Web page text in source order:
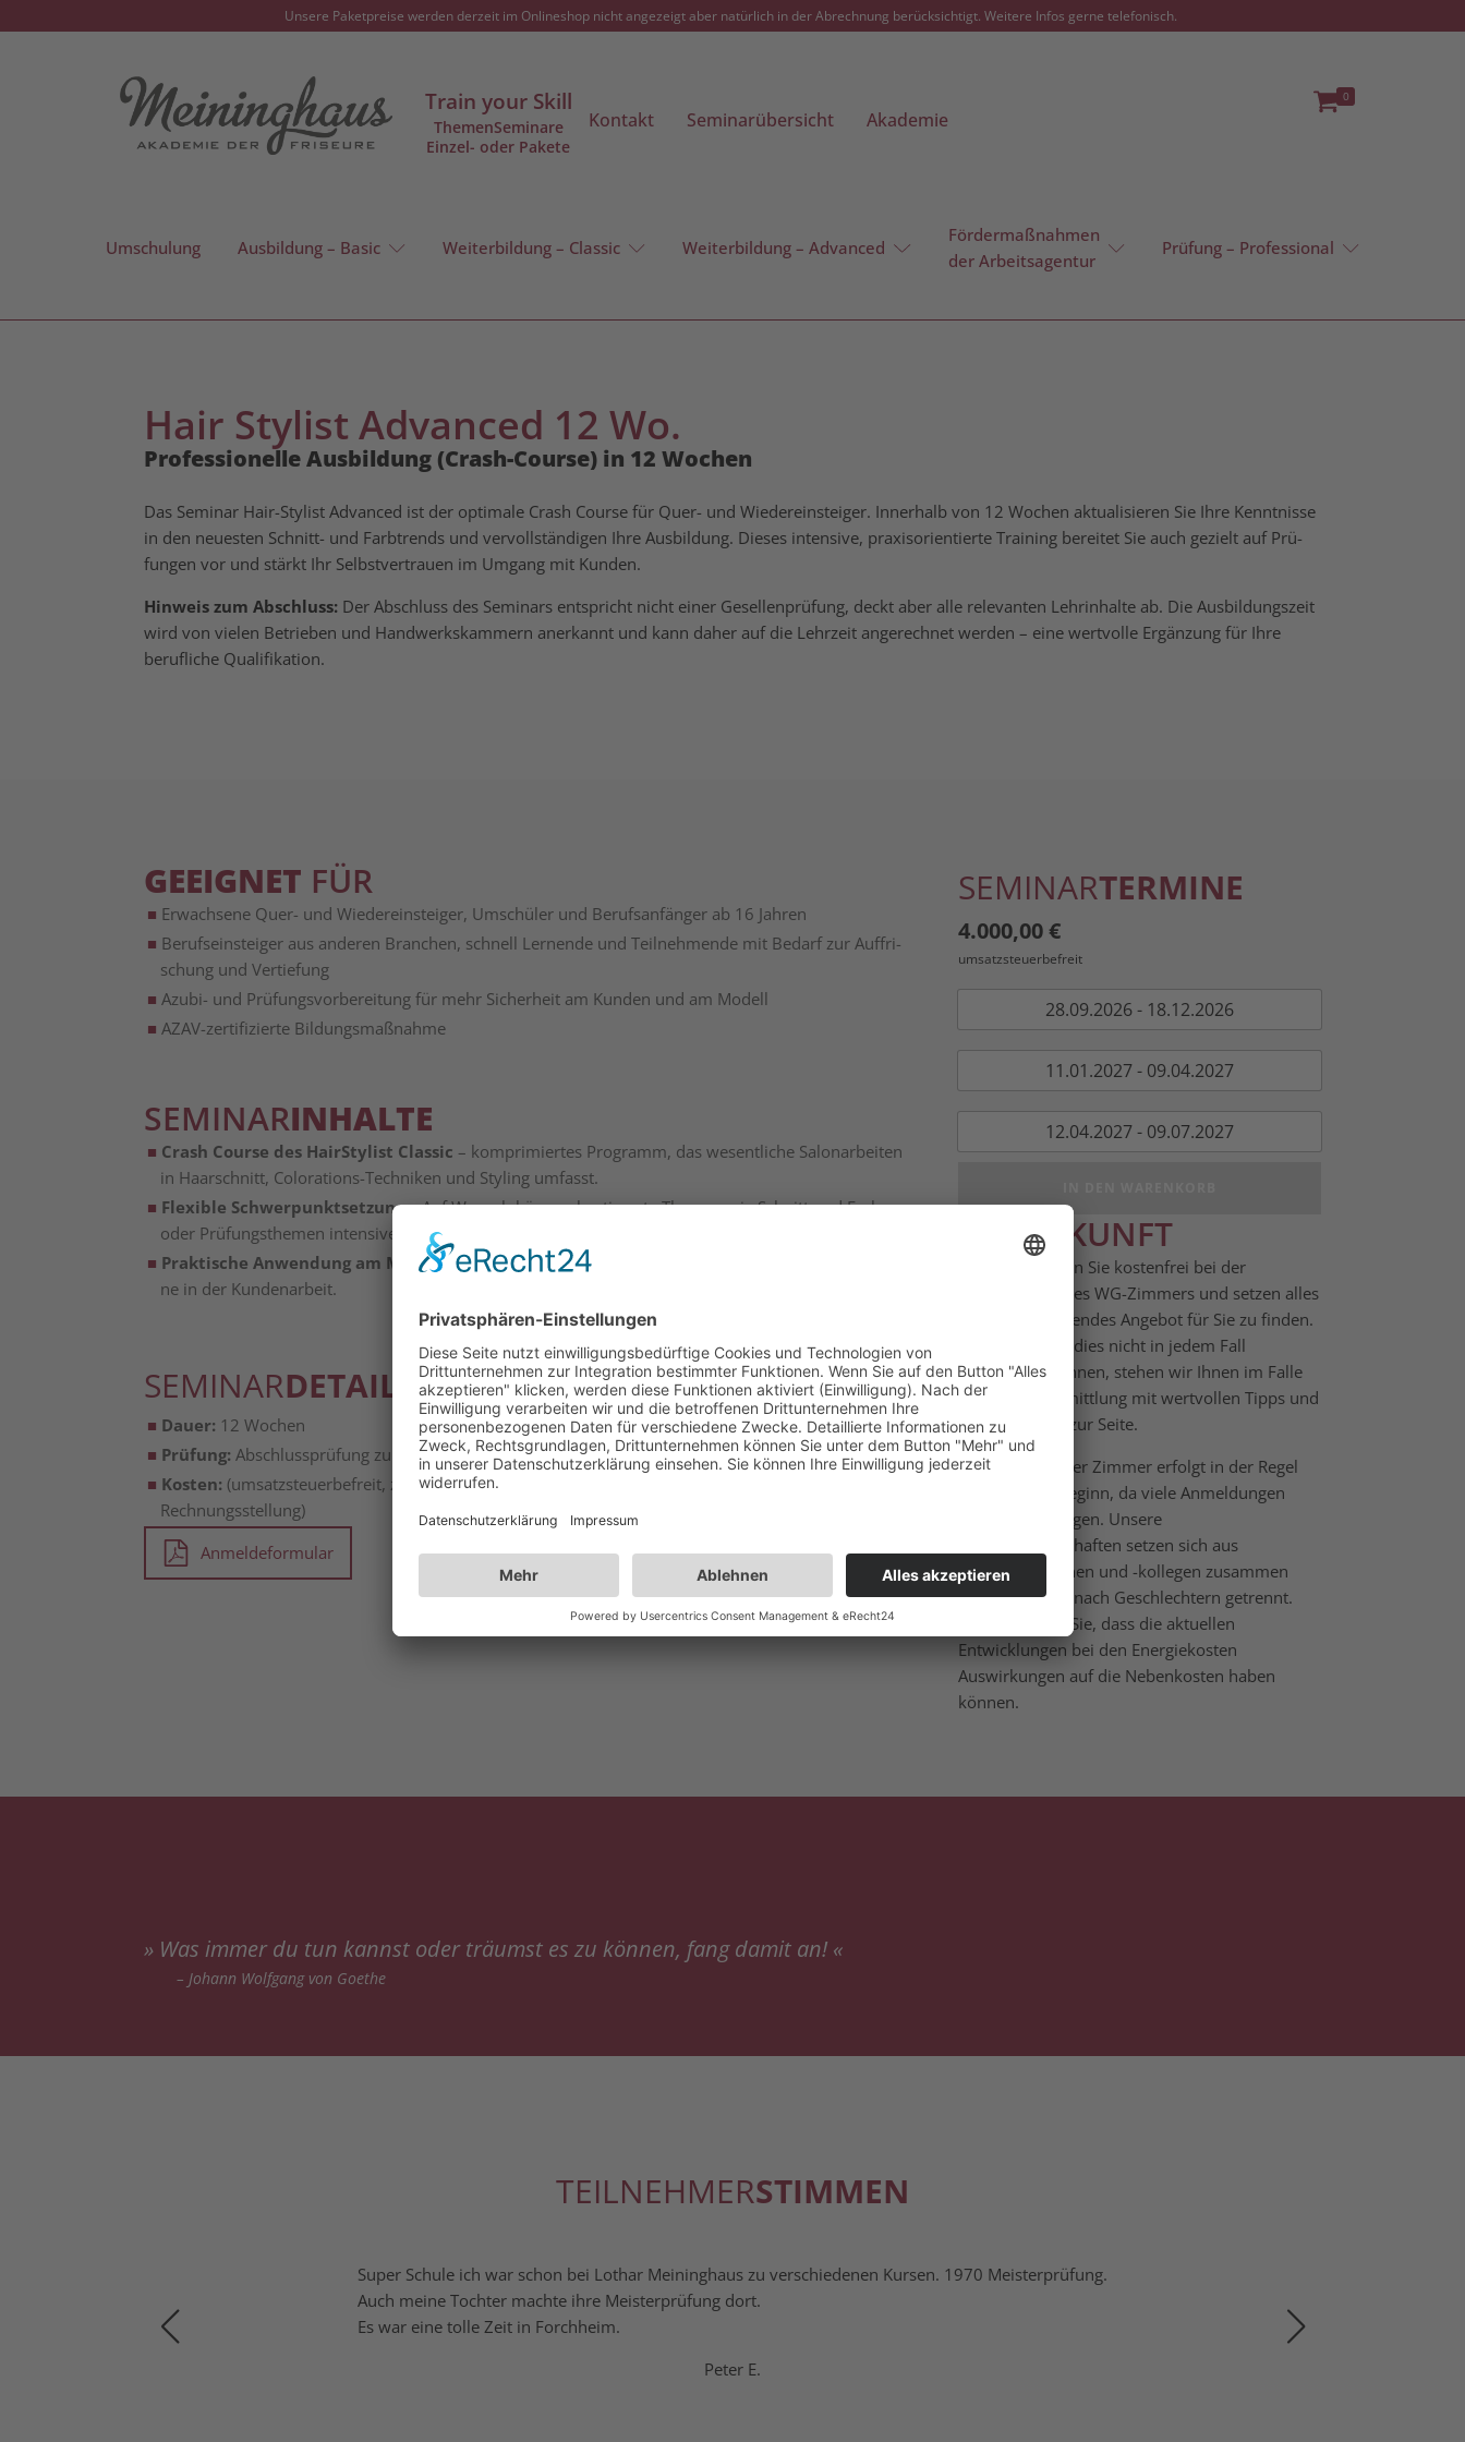
Unsere Paketpreise werden derzeit im Onlineshop nicht angezeigt aber natürlich in der Abrechnung berücksichtigt. Weitere Infos gerne telefonisch.
0
Train your Skill
ThemenSeminare
Einzel- oder Pakete
Kontakt Seminarübersicht Akademie
Umschulung Ausbildung – Basic Weiterbildung – Classic Weiterbildung – Advanced
Fördermaßnahmen
der Arbeitsagentur
Prüfung – Professional
Hair Stylist Advanced 12 Wo.
Pro­fes­sio­nel­le Aus­bil­dung (Crash-Cour­se) in 12 Wochen
Das Semi­nar Hair-Sty­list Advan­ced ist der opti­ma­le Crash Cour­se für Quer- und Wie­der­ein­stei­ger. Inner­halb von 12 Wochen aktua­li­sie­ren Sie Ihre Kennt­nis­se
in den neue­sten Schnitt- und Farb­trends und ver­voll­stän­di­gen Ihre Aus­bil­dung. Die­ses inten­si­ve, pra­xis­ori­en­tier­te Trai­ning berei­tet Sie auch gezielt auf Prü­
fun­gen vor und stärkt Ihr Selbst­ver­trau­en im Umgang mit Kunden.
Hin­weis zum Abschluss: Der Abschluss des Semi­nars ent­spricht nicht einer Gesel­len­prü­fung, deckt aber alle rele­van­ten Lehr­in­hal­te ab. Die Aus­bil­dungs­zeit
wird von vie­len Betrie­ben und Hand­werks­kam­mern aner­kannt und kann daher auf die Lehr­zeit ange­rech­net wer­den – eine wert­vol­le Ergän­zung für Ihre
beruf­li­che Qualifikation.
GEEIGNET FÜR
Erwach­se­ne Quer- und Wie­der­ein­stei­ger, Umschü­ler und Berufs­an­fän­ger ab 16 Jahren
Berufs­ein­stei­ger aus ande­ren Bran­chen, schnell Ler­nen­de und Teil­neh­men­de mit Bedarf zur Auf­fri­
schung und Vertiefung
Azu­bi- und Prü­fungs­vor­be­rei­tung für mehr Sicher­heit am Kun­den und am Modell
AZAV-zer­ti­fi­zier­te Bildungsmaßnahme
SEMINARINHALTE
Crash Cour­se des HairSty­list Clas­sic – kom­pri­mier­tes Pro­gramm, das wesent­li­che Salo­n­ar­bei­ten
in Haar­schnitt, Colo­ra­ti­ons-Tech­ni­ken und Sty­ling umfasst.
Fle­xi­ble Schwer­punkt­set­zung– Auf Wunsch kön­nen bestimm­te The­men wie Schnitt und Far­be
oder Prü­fungs­the­men inten­si­ver behan­delt werden.
Prak­ti­sche Anwen­dung am Modell– regel­mä­ßi­ge Pra­xis­ein­hei­ten für mehr Sicher­heit und Rou­ti­
ne in der Kundenarbeit.
SEMINARDETAILS
Dau­er: 12 Wochen
Prü­fung: Abschluss­prü­fung zum Mei­ning­haus Hair-Sty­list Advanced
Kosten: (umsatz­steu­er­be­freit, zzgl. Kosten für Übungs­köp­fe und Hand­werks­zeug mit getrenn­ter
Rechnungsstellung)
Anmeldeformular
SEMINARTERMINE
4.000,00€
umsatzsteuerbefreit
28.09.2026 - 18.12.2026
11.01.2027 - 09.04.2027
12.04.2027 - 09.07.2027
UNTERKUNFT
Wir unterstützen Sie kostenfrei bei der
Vermittlung eines WG-Zimmers und setzen alles
daran, ein passendes Angebot für Sie zu finden.
Auch wenn wir dies nicht in jedem Fall
garantieren können, stehen wir Ihnen im Falle
einer Nichtvermittlung mit wertvollen Tipps und
Unterstützung zur Seite.
Die Zuteilung der Zimmer erfolgt in der Regel
kurz vor Kursbeginn, da viele Anmeldungen
kurzfristig erfolgen. Unsere
Wohngemeinschaften setzen sich aus
Berufskolleginnen und -kollegen zusammen
und sind meist nach Geschlechtern getrennt.
Bitte beachten Sie, dass die aktuellen
Entwicklungen bei den Energiekosten
Auswirkungen auf die Nebenkosten haben
können.
» Was immer du tun kannst oder träumst es zu können, fang damit an! «
– Johann Wolfgang von Goethe
TEILNEHMERSTIMMEN
Super Schu­le ich war schon bei Lothar Mei­ning­haus zu ver­schie­de­nen Kur­sen. 1970 Meisterprüfung.
Auch mei­ne Toch­ter mach­te ihre Mei­ster­prü­fung dort.
Es war eine tol­le Zeit in Forchheim.
Peter E.